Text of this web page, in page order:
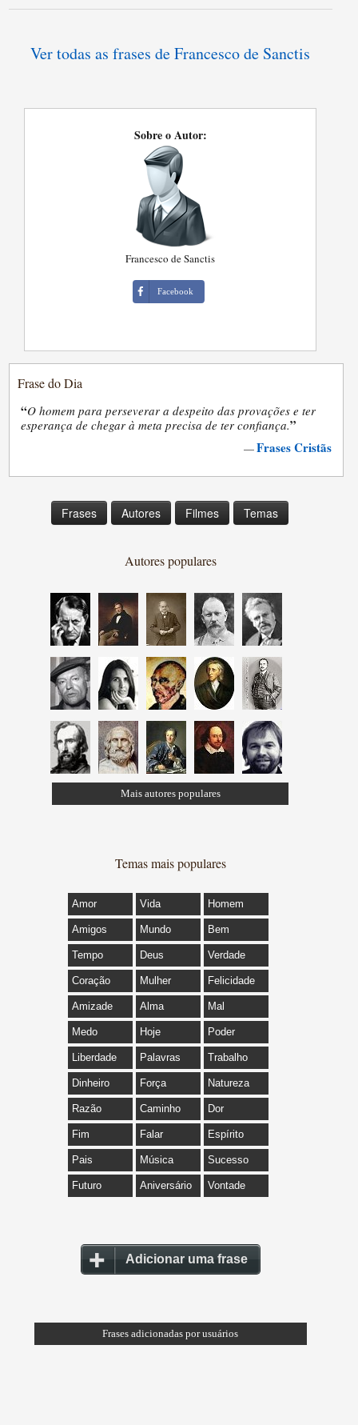
Ver todas as frases de Francesco de Sanctis
Sobre o Autor:
Francesco de Sanctis
Facebook
Frase do Dia
“O homem para perseverar a despeito das provações e ter
esperança de chegar à meta precisa de ter confiança.”
—Frases Cristãs
Frases Autores Filmes Temas
Autores populares
Mais autores populares
Temas mais populares
Amor Vida Homem
Amigos Mundo Bem
Tempo Deus Verdade
Coração Mulher Felicidade
Amizade Alma Mal
Medo Hoje Poder
Liberdade Palavras Trabalho
Dinheiro Força Natureza
Razão Caminho Dor
Fim Falar Espírito
Pais Música Sucesso
Futuro Aniversário Vontade
Adicionar uma frase
Frases adicionadas por usuários